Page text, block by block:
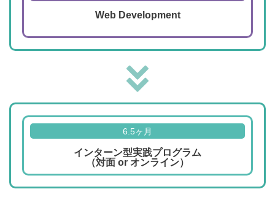
Web Development
6.5ヶ月
インターン型実践プログラム
（対面 or オンライン）